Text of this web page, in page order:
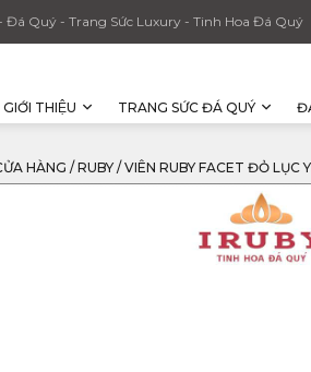
Đá Quý - Trang Sức Luxury - Tinh Hoa Đá Quý
GIỚI THIỆU TRANG SỨC ĐÁ QUÝ
HÀNG / RUBY / VIÊN RUBY FACET ĐỎ LỤC